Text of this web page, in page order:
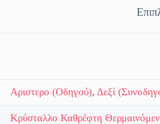
Αριστερο (Οδηγού), Δεξί
Κρύσταλλο Καθρέφτη